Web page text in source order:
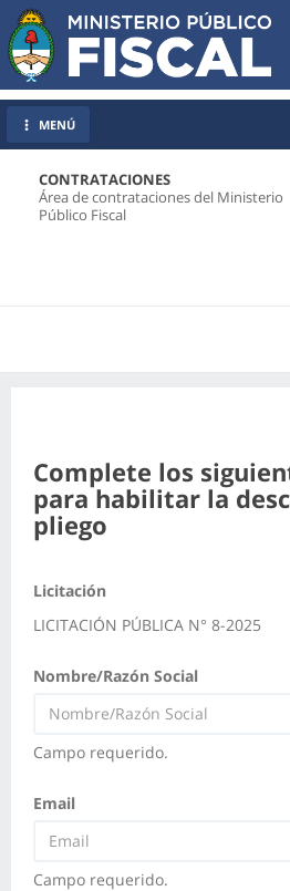
CONTRATACIONES
Área de contrataciones del Ministerio
Público Fiscal
MENÚ
Complete los
para habilitar la
pliego
Licitación
LICITACIÓN PÚBLICA N° 8-2025
Nombre/Razón Social
Campo requerido.
Email
Campo requerido.